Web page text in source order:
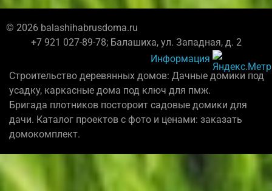
© 2026 balashihabrusdoma.ru
+7 921 027-89-78; Балашиха, ул. Западная, д. 2
Информация
Строительство деревянных домов: Дачные домики под
усадку, каркасные дома под ключ для пмж.
Бригада плотников постороит садовые домики для
дачи. Каталог проектов с фото и ценами: заказать
домокомплект.